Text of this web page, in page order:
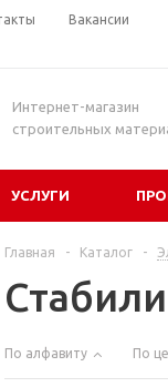
Вакансии
Интернет-магазин
строительных
УСЛУГИ
Главная - Каталог -
По алфавиту По